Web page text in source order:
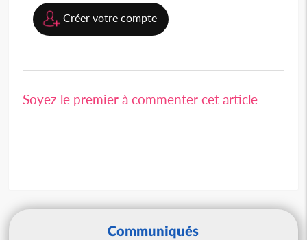
Créer votre compte
Soyez le premier à commenter cet article
Communiqués